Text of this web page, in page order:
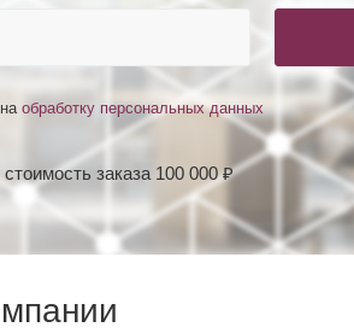
обработку персональных данных
заказа 100 000 ₽